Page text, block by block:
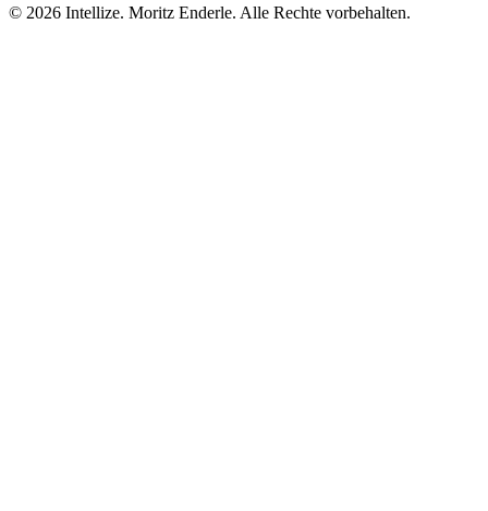
© 2026 Intellize. Moritz Enderle. Alle Rechte vorbehalten.